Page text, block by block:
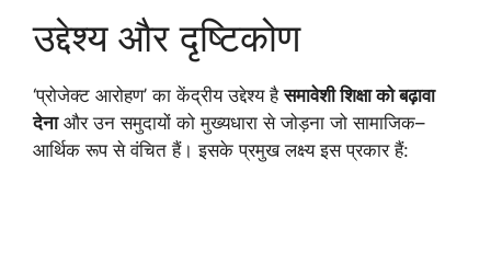
उद्देश्य और दृष्टिकोण
‘प्रोजेक्ट आरोहण’ का केंद्रीय उद्देश्य हैसमावेशी शिक्षा को बढ़ावा
देनाऔर उन समुदायों को मुख्यधारा से जोड़ना जो सामाजिक–
आर्थिक रूप से वंचित हैं। इसके प्रमुख लक्ष्य इस प्रकार हैं: